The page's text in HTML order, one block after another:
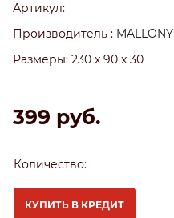
Артикул:
Производитель : MALLONY
Размеры: 230 x 90 x 30
399 руб.
Количество:
КУПИТЬ В КРЕДИТ